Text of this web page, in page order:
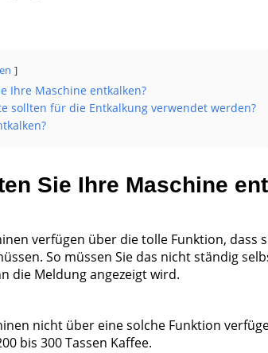
Ihre Maschine entkalken?
sollten für die Entkalkung verwendet werden?
Sie Ihre Maschine
verfügen über die tolle Funktion, dass
So müssen Sie das nicht ständig
die Meldung angezeigt wird.
nicht über eine solche Funktion
bis 300 Tassen Kaffee.